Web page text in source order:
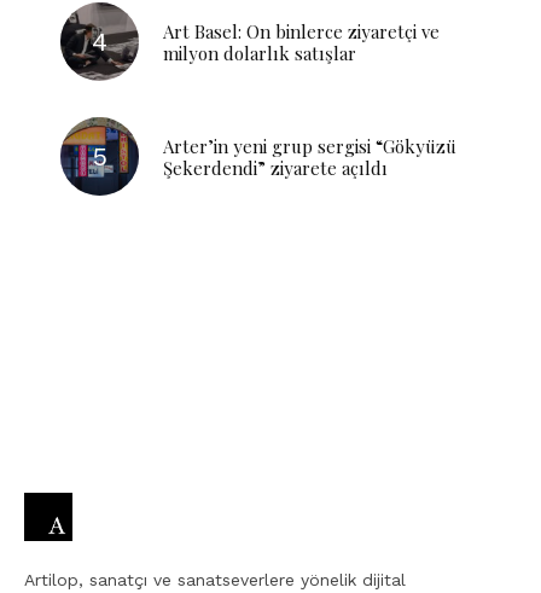
Art Basel: On binlerce ziyaretçi ve
milyon dolarlık satışlar
Arter’in yeni grup sergisi “Gökyüzü
Şekerdendi” ziyarete açıldı
Artilop, sanatçı ve sanatseverlere yönelik dijital